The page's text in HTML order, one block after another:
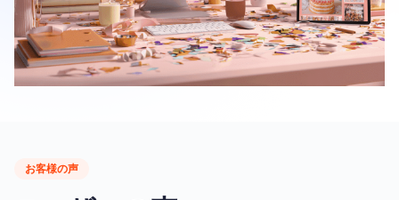
お客様の声